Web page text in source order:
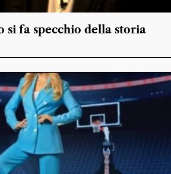
si fa specchio della storia